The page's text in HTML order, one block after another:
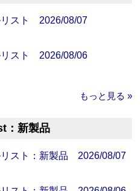
リスト 2026/08/07
リスト 2026/08/06
もっと見る »
：新製品
スト：新製品 2026/08/07